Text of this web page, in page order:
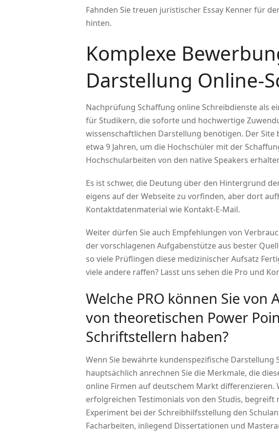
Fahnden Sie treuen juristischer Essay Kenner für
hinten.
Komplexe
Darstellung Online-
Nachprüfung Schaffung online Schreibdienste als
für Studikern, die soforte und hochwertige
wissenschaftlichen Darstellung benötigen. Der
etwa 9 Jahren, um die Hochschüler mit der
Hochschularbeiten von den native Speakers
Es ist schwer, die Deutung über den Hintergrund
eigens auf der Webseite zu vorfinden, aber dort
Kontaktdatenmaterial wie Kontakt-E-Mail.
Weiter dürfen Sie auch Empfehlungen von
der vorschlagenen Aufgabenstütze aus bester
so viele Prüflingen diese medizinischer Aufsatz
viele andere raffen? Lasst uns sehen die Pro und
Welche PRO können Sie von
von theoretischen Power
Schriftstellern haben?
Wenn Sie bewährte kundenspezifische Darstellung
hauptsächlich anrechnen Sie die Merkmale, die
online Firmen auf deutschem Markt differenzieren.
erfolgreichen Testimonials von den Studis, begreift
Experiment bei der Schreibhilfsstellung den
Facharbeiten, inliegend Dissertationen und